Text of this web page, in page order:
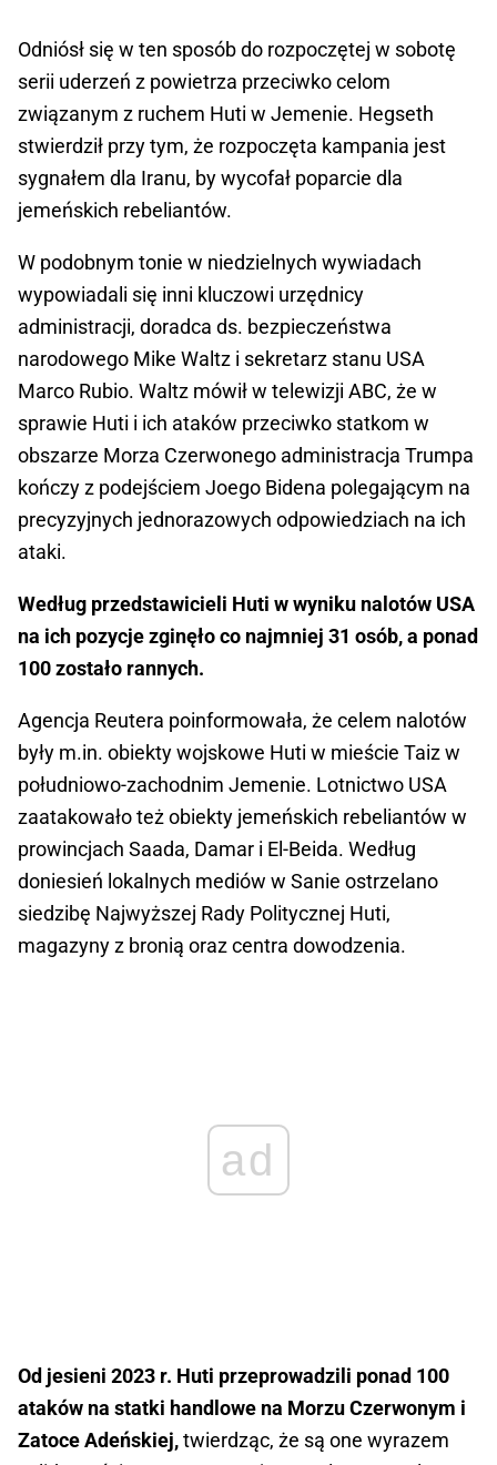
Odniósł się w ten sposób do rozpoczętej w sobotę
serii uderzeń z powietrza przeciwko celom
związanym z ruchem Huti w Jemenie. Hegseth
stwierdził przy tym, że rozpoczęta kampania jest
sygnałem dla Iranu, by wycofał poparcie dla
jemeńskich rebeliantów.
W podobnym tonie w niedzielnych wywiadach
wypowiadali się inni kluczowi urzędnicy
administracji, doradca ds. bezpieczeństwa
narodowego Mike Waltz i sekretarz stanu USA
Marco Rubio. Waltz mówił w telewizji ABC, że w
sprawie Huti i ich ataków przeciwko statkom w
obszarze Morza Czerwonego administracja Trumpa
kończy z podejściem Joego Bidena polegającym na
precyzyjnych jednorazowych odpowiedziach na ich
ataki.
Według przedstawicieli Huti w wyniku nalotów USA
na ich pozycje zginęło co najmniej 31 osób, a ponad
100 zostało rannych.
Agencja Reutera poinformowała, że celem nalotów
były m.in. obiekty wojskowe Huti w mieście Taiz w
południowo-zachodnim Jemenie. Lotnictwo USA
zaatakowało też obiekty jemeńskich rebeliantów w
prowincjach Saada, Damar i El-Beida. Według
doniesień lokalnych mediów w Sanie ostrzelano
siedzibę Najwyższej Rady Politycznej Huti,
magazyny z bronią oraz centra dowodzenia.
ad
Od jesieni 2023 r. Huti przeprowadzili ponad 100
ataków na statki handlowe na Morzu Czerwonym i
Zatoce Adeńskiej,twierdząc, że są one wyrazem